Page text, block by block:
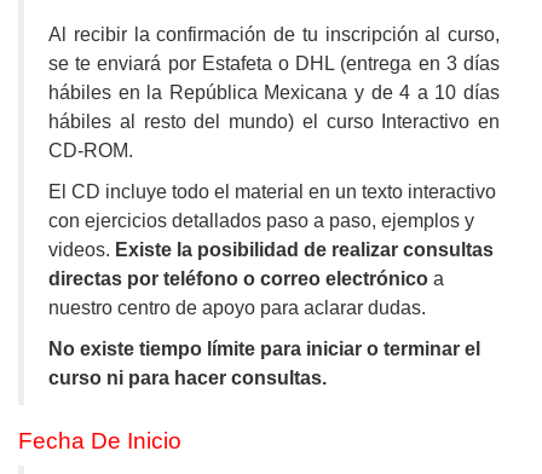
Al recibir la confirmación de tu inscripción al curso,
se te enviará por Estafeta o DHL (entrega en 3 días
hábiles en la República Mexicana y de 4 a 10 días
hábiles al resto del mundo) el curso Interactivo en
CD-ROM.
El CD incluye todo el material en un texto interactivo
con ejercicios detallados paso a paso, ejemplos y
videos. Existe la posibilidad de realizar consultas
directas por teléfono o correo electrónico a
nuestro centro de apoyo para aclarar dudas.
No existe tiempo límite para iniciar o terminar el
curso ni para hacer consultas.
Fecha De Inicio